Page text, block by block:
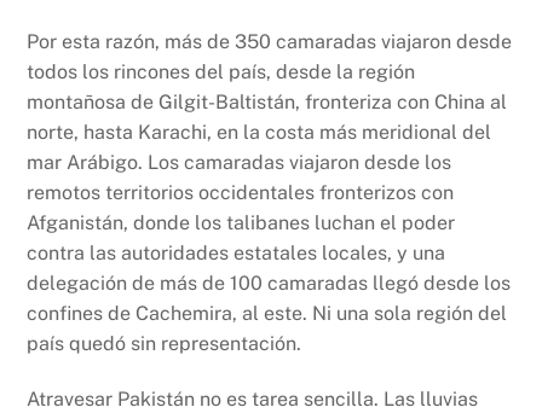
Por esta razón, más de 350 camaradas viajaron desde
todos los rincones del país, desde la región
montañosa de Gilgit-Baltistán, fronteriza con China al
norte, hasta Karachi, en la costa más meridional del
mar Arábigo. Los camaradas viajaron desde los
remotos territorios occidentales fronterizos con
Afganistán, donde los talibanes luchan el poder
contra las autoridades estatales locales, y una
delegación de más de 100 camaradas llegó desde los
confines de Cachemira, al este. Ni una sola región del
país quedó sin representación.
Atravesar Pakistán no es tarea sencilla. Las lluvias